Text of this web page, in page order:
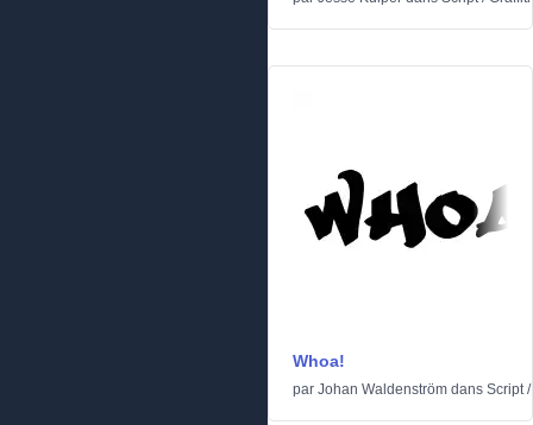
Whoa!
par Johan Waldenström dans Script/